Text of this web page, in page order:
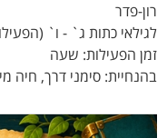
רון-פדר
לגילאי כתות ג` - ו`
זמן הפעילות: שעה
בהנחיית: סימני דרך, חיה